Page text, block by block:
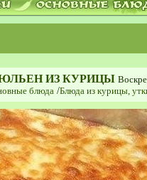
ИЗ КУРИЦЫ
блюда/Блюда из курицы,